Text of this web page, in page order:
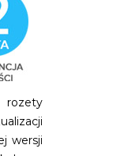
rozety
wersji